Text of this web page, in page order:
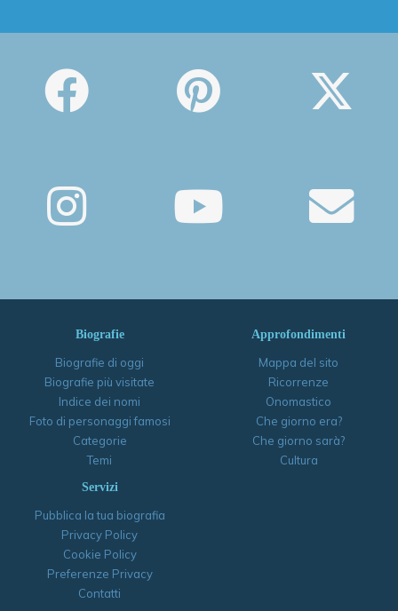
Biografie
Biografie di oggi
Biografie più visitate
Indice dei nomi
Foto di personaggi famosi
Categorie
Temi
Approfondimenti
Mappa del sito
Ricorrenze
Onomastico
Che giorno era?
Che giorno sarà?
Cultura
Servizi
Pubblica la tua biografia
Privacy Policy
Cookie Policy
Preferenze Privacy
Contatti